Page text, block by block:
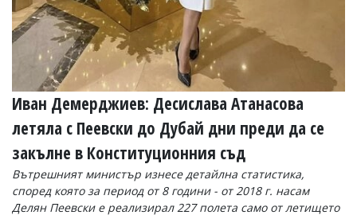
Иван Демерджиев: Десислава Атанасова
летяла с Пеевски до Дубай дни преди да се
закълне в Конституционния съд
Вътрешният министър изнесе детайлна статистика,
според която за период от 8 години - от 2018 г. насам
Делян Пеевски е реализирал 227 полета само от летището